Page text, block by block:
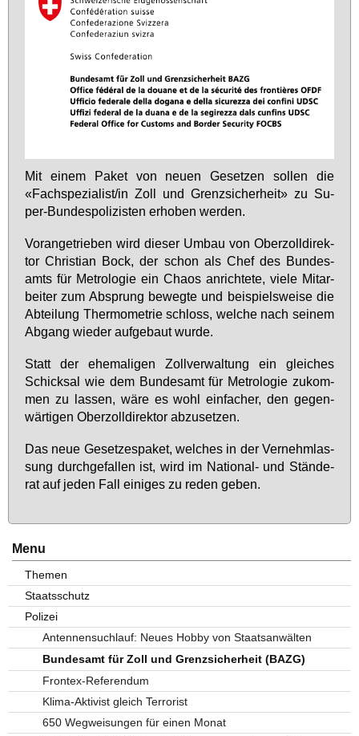
Mit ei­nem Pa­ket von neu­en Ge­set­zen sol­len die
«Fach­spe­zia­list/in Zoll und Grenz­si­cher­heit» zu Su­
per-Bun­des­po­li­zis­ten er­ho­ben wer­den.
Vor­an­ge­trie­ben wird die­ser Um­bau von Ober­zoll­di­rek­
tor Chris­ti­an Bock, der schon als Chef des Bun­des­
amts für Me­tro­lo­gie ein Cha­os an­rich­te­te, vie­le Mit­ar­
bei­ter zum Ab­sprung be­weg­te und bei­spiels­wei­se die
Ab­tei­lung Ther­mo­me­trie schloss, wel­che nach sei­nem
Ab­gang wie­der auf­ge­baut wur­de.
Statt der ehe­ma­li­gen Zoll­ver­wal­tung ein glei­ches
Schick­sal wie dem Bun­des­amt für Me­tro­lo­gie zu­kom­
men zu las­sen, wä­re es wohl ein­fa­cher, den ge­gen­
wär­ti­gen Ober­zoll­di­rek­tor ab­zu­set­zen.
Das neue Ge­set­zes­pa­ket, wel­ches in der Ver­nehm­las­
sung durch­ge­fal­len ist, wird im Na­tio­nal- und Stän­de­
rat auf je­den Fall ei­ni­ges zu re­den ge­ben.
Menu
Themen
Staatsschutz
Polizei
Antennensuchlauf: Neues Hobby von Staatsanwälten
Bundesamt für Zoll und Grenzsicherheit (BAZG)
Frontex-Referendum
Klima-Aktivist gleich Terrorist
650 Wegweisungen für einen Monat